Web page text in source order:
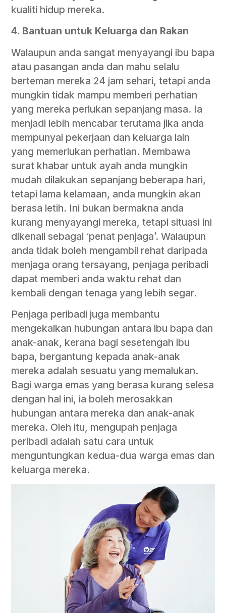
kualiti hidup mereka.
4. Bantuan untuk Keluarga dan Rakan
Walaupun anda sangat menyayangi ibu bapa
atau pasangan anda dan mahu selalu
berteman mereka 24 jam sehari, tetapi anda
mungkin tidak mampu memberi perhatian
yang mereka perlukan sepanjang masa. Ia
menjadi lebih mencabar terutama jika anda
mempunyai pekerjaan dan keluarga lain
yang memerlukan perhatian. Membawa
surat khabar untuk ayah anda mungkin
mudah dilakukan sepanjang beberapa hari,
tetapi lama kelamaan, anda mungkin akan
berasa letih. Ini bukan bermakna anda
kurang menyayangi mereka, tetapi situasi ini
dikenali sebagai ‘penat penjaga’. Walaupun
anda tidak boleh mengambil rehat daripada
menjaga orang tersayang, penjaga peribadi
dapat memberi anda waktu rehat dan
kembali dengan tenaga yang lebih segar.
Penjaga peribadi juga membantu
mengekalkan hubungan antara ibu bapa dan
anak-anak, kerana bagi sesetengah ibu
bapa, bergantung kepada anak-anak
mereka adalah sesuatu yang memalukan.
Bagi warga emas yang berasa kurang selesa
dengan hal ini, ia boleh merosakkan
hubungan antara mereka dan anak-anak
mereka. Oleh itu, mengupah penjaga
peribadi adalah satu cara untuk
menguntungkan kedua-dua warga emas dan
keluarga mereka.